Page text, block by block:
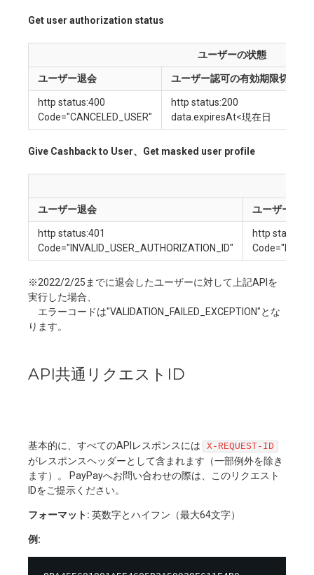
Get user authorization status
ユーザーの状態
ユーザー退会 ユーザー認可の有効期限切れ
http status:400
Code="CANCELED_USER"
http status:200
data.expiresAt<現在日
Give Cashback to User、Get masked user profile
ユーザー退会 ユーザー認
http status:401
Code="INVALID_USER_AUTHORIZATION_ID"
http
※2022/2/25までに退会したユーザーに対して上記APIを
実行した場合、
エラーコードは"VALIDATION_FAILED_EXCEPTION"とな
ります。
API共通リクエストID
基本的に、すべてのAPIレスポンスには X-REQUEST-ID
がレスポンスヘッダーとして含まれます（一部例外を除き
ます）。 PayPayへお問い合わせの際は、このリクエスト
IDをご提示ください。
フォーマット: 英数字とハイフン（最大64文字）
例: